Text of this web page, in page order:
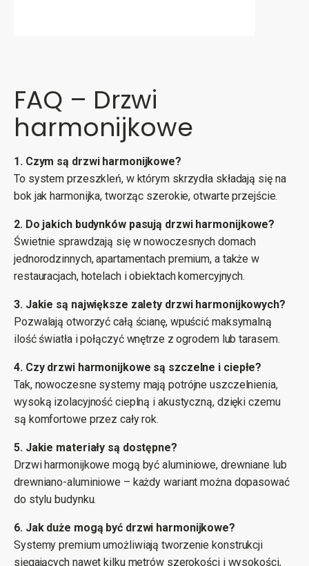
FAQ – Drzwi
harmonijkowe
1. Czym są drzwi harmonijkowe?
To system przeszkleń, w którym skrzydła składają się na
bok jak harmonijka, tworząc szerokie, otwarte przejście.
2. Do jakich budynków pasują drzwi harmonijkowe?
Świetnie sprawdzają się w nowoczesnych domach
jednorodzinnych, apartamentach premium, a także w
restauracjach, hotelach i obiektach komercyjnych.
3. Jakie są największe zalety drzwi harmonijkowych?
Pozwalają otworzyć całą ścianę, wpuścić maksymalną
ilość światła i połączyć wnętrze z ogrodem lub tarasem.
4. Czy drzwi harmonijkowe są szczelne i ciepłe?
Tak, nowoczesne systemy mają potrójne uszczelnienia,
wysoką izolacyjność cieplną i akustyczną, dzięki czemu
są komfortowe przez cały rok.
5. Jakie materiały są dostępne?
Drzwi harmonijkowe mogą być aluminiowe, drewniane lub
drewniano-aluminiowe – każdy wariant można dopasować
do stylu budynku.
6. Jak duże mogą być drzwi harmonijkowe?
Systemy premium umożliwiają tworzenie konstrukcji
sięgających nawet kilku metrów szerokości i wysokości,